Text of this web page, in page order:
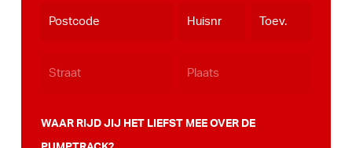
JJJJ
WAAR RIJD JIJ HET LIEFST MEE OVER DE